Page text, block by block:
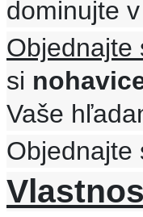
dominujte
Objednajte
si
Vaše
Objednajte